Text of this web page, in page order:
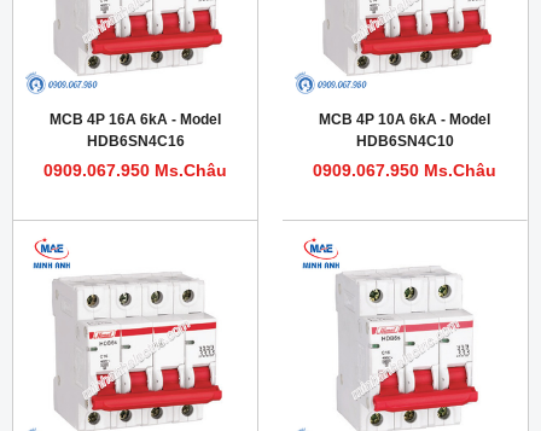
MCB 4P 16A 6kA - Model
HDB6SN4C16
0909.067.950 Ms.Châu
MCB 4P 10A 6kA - Model
HDB6SN4C10
0909.067.950 Ms.Châu